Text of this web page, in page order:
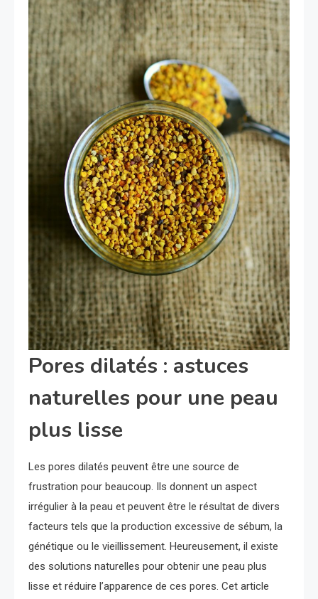
Pores dilatés : astuces
naturelles pour une peau
plus lisse
Les pores dilatés peuvent être une source de
frustration pour beaucoup. Ils donnent un aspect
irrégulier à la peau et peuvent être le résultat de divers
facteurs tels que la production excessive de sébum, la
génétique ou le vieillissement. Heureusement, il existe
des solutions naturelles pour obtenir une peau plus
lisse et réduire l’apparence de ces pores. Cet article